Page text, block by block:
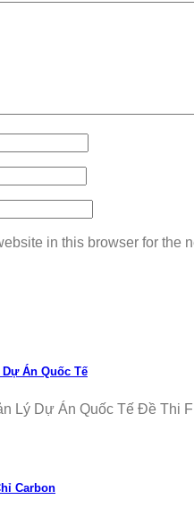
in this browser for the
Án Quốc Tế
Lý Dự Án Quốc Tế Đề Thi
Carbon